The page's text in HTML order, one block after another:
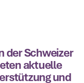
der Schweizer
aktuelle
und